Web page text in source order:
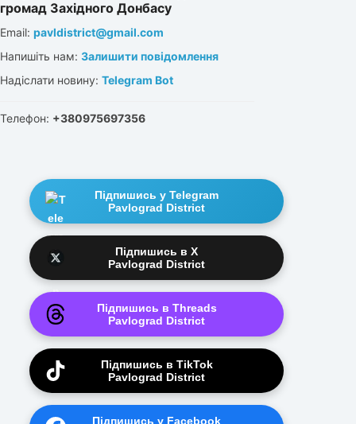
громад Західного Донбасу
Email: pavldistrict@gmail.com
Напишіть нам: Залишити повідомлення
Надіслати новину: Telegram Bot
Телефон: +380975697356
Підпишись у Telegram
Pavlograd District
Підпишись в X
Pavlograd District
Підпишись в Threads
Pavlograd District
Підпишись в TikTok
Pavlograd District
Підпишись у Facebook